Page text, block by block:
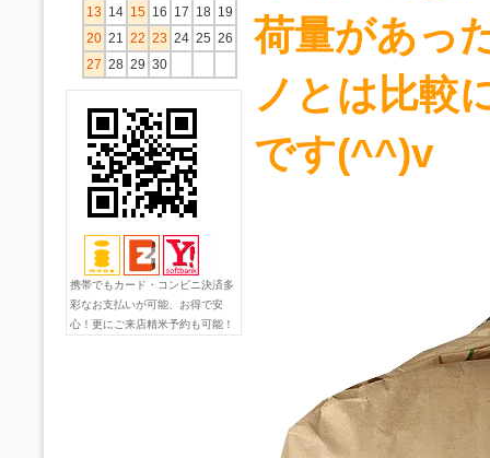
13 14 15 16 17 18 19
20 21 22 23 24 25 26
27 28 29 30
携帯でもカード・コンビニ決済多
彩なお支払いが可能、お得で安
心！更にご来店精米予約も可能！
荷量があっ
ノとは比較
です(^^)v